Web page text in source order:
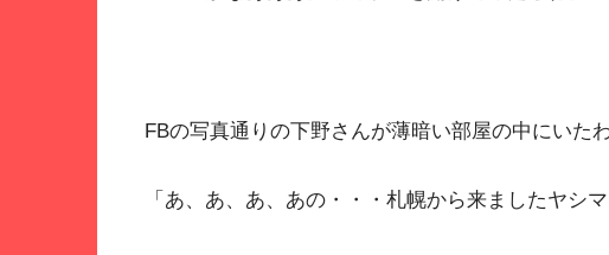
FBの写真通りの下野さんが薄暗い部屋の中にいたわ
「あ、あ、あ、あの・・・札幌から来ましたヤシマ